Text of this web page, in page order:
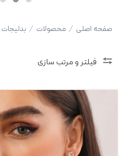
صفحه اصلی / محصولات / بدلیجات
فیلتر و مرتب سازی